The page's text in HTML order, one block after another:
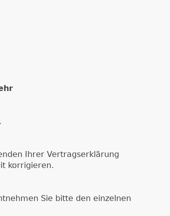
Ihrer Vertragserklärung
korrigieren.
Sie bitte den einzelnen